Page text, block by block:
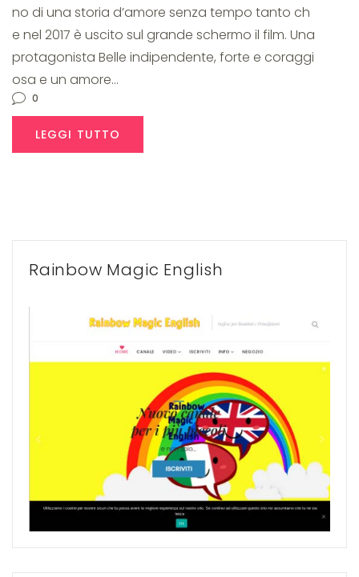
no di una storia d’amore senza tempo tanto ch
e nel 2017 è uscito sul grande schermo il film. Una
protagonista Belle indipendente, forte e coraggi
osa e un amore…
0
LEGGI TUTTO
Rainbow Magic English